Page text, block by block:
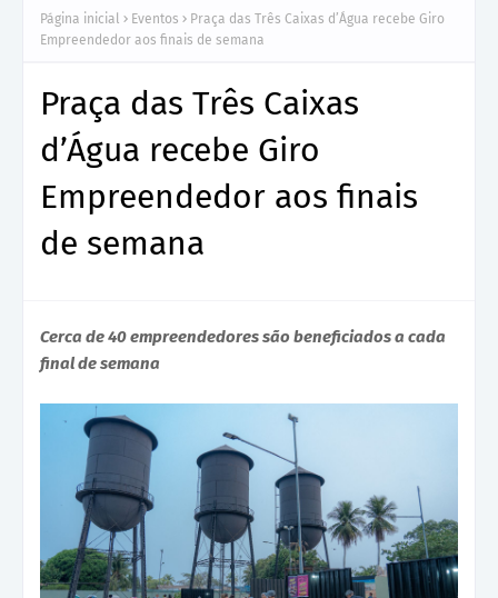
Página inicial Eventos
Praça das Três Caixas d’Água recebe Giro
Empreendedor aos finais de semana
Praça das Três Caixas
d’Água recebe Giro
Empreendedor aos finais
de semana
Cerca de 40 empreendedores são beneficiados a cada
final de semana